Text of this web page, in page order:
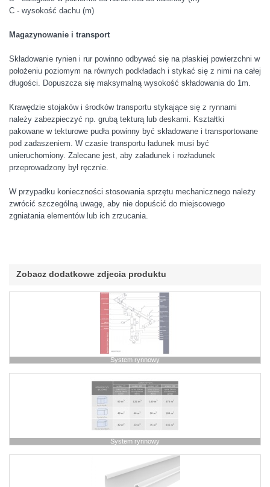
C - wysokość dachu (m)
Magazynowanie i transport
Składowanie rynien i rur powinno odbywać się na płaskiej powierzchni w
położeniu poziomym na równych podkładach i stykać się z nimi na całej
długości. Dopuszcza się maksymalną wysokość składowania do 1m.
Krawędzie stojaków i środków transportu stykające się z rynnami
należy zabezpieczyć np. grubą tekturą lub deskami. Kształtki
pakowane w tekturowe pudła powinny być składowane i transportowane
pod zadaszeniem. W czasie transportu ładunek musi być
unieruchomiony. Zalecane jest, aby załadunek i rozładunek
przeprowadzony był ręcznie.
W przypadku konieczności stosowania sprzętu mechanicznego należy
zwrócić szczególną uwagę, aby nie dopuścić do miejscowego
zgniatania elementów lub ich zrzucania.
Zobacz dodatkowe zdjecia produktu
System rynnowy
System rynnowy